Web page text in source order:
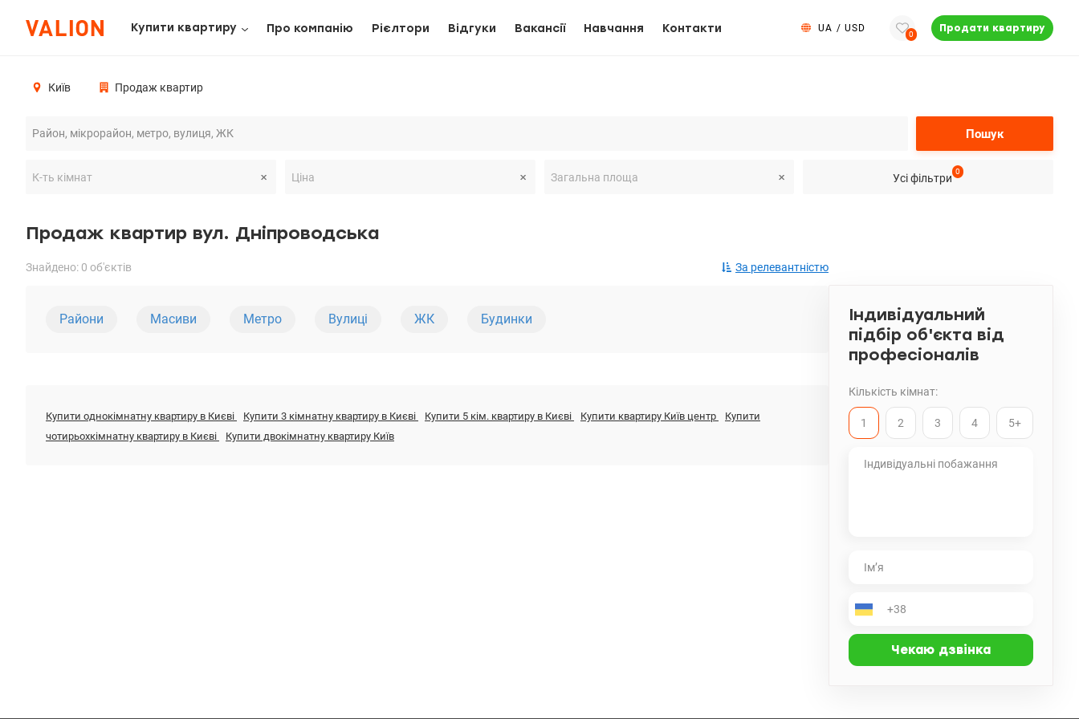
Купити квартиру Про компанію Рієлтори Відгуки Вакансії Навчання Контакти UA / USD
0
Продати квартиру
Київ Продаж квартир
Пошук
Усі фільтри
0
Продаж квартир вул. Дніпроводська
Знайдено: 0 об'єктів За релевантністю
Райони Масиви Метро Вулиці ЖК Будинки
Купити однокімнатну квартиру в Києві Купити 3 кімнатну квартиру в Києві Купити 5 кім. квартиру в Києві Купити квартиру Київ центр
Купити
чотирьохкімнатну квартиру в Києві
Купити двокімнатну квартиру Київ
Індивідуальний
підбір об'єкта від
професіоналів
Кількість кімнат:
1 2 3 4 5+